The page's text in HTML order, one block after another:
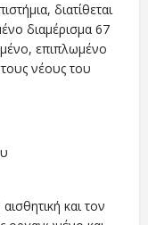
διατίθεται
διαμέρισμα 67
επιπλωμένο
νέους του
και τον